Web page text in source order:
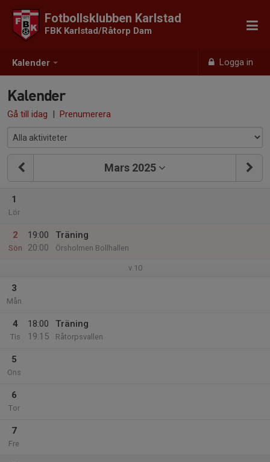
Kalender Logga in
Fotbollsklubben Karlstad
FBK Karlstad/Råtorp Dam
Kalender
Gå till idag | Prenumerera
Mars 2025
1
Lör
2
Sön
19:00
20:00
Träning
Örsholmen Bollhallen
v.10
3
Mån
4
Tis
18:00
19:15
Träning
Råtorpsvallen
5
Ons
6
Tor
7
Fre